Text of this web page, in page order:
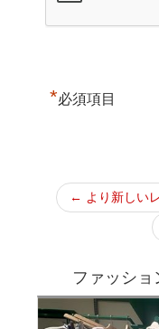
*必須項目
← より新しい
ファッショ